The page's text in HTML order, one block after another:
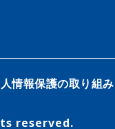
情報保護の取り組
reserved.